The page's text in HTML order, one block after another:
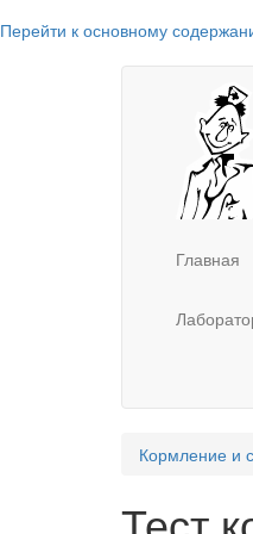
Перейти к основному
Main
Главная
User
menu
Кормление и